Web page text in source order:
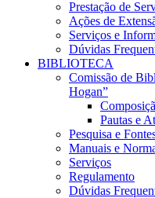
Prestação de
Ações de
Serviços e
Dúvidas
BIBLIOTECA
Comissão de
Hogan”
Pautas e
Pesquisa e
Manuais e
Serviços
Regulamento
Dúvidas